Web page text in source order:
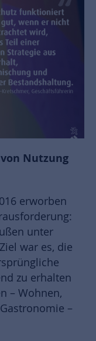
Nutzung
erworben
unter
war es, die
zu erhalten
– Wohnen,
–